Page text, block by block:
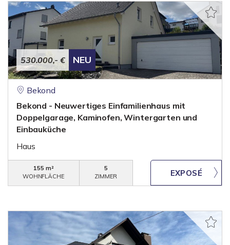
530.000,- € NEU
Bekond
Bekond - Neuwertiges Einfamilienhaus mit
Doppelgarage, Kaminofen, Wintergarten und
Einbauküche
Haus
155 m²
WOHNFLÄCHE
5
ZIMMER